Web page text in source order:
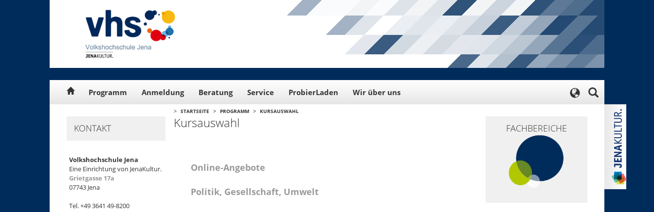
Programm Anmeldung Beratung Service ProbierLaden Wir über uns
KONTAKT
Volkshochschule Jena
Eine Einrichtung von JenaKultur.
Grietgasse 17a
07743 Jena
Tel. +49 3641 49-8200
> STARTSEITE > PROGRAMM > KURSAUSWAHL
Kursauswahl
Online-Angebote
Politik, Gesellschaft, Umwelt
FACHBEREICHE